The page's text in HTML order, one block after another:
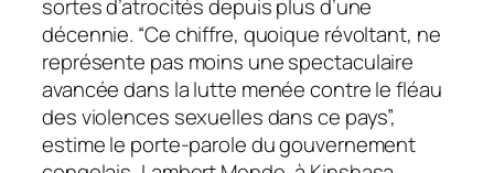
sortes d’atrocités depuis plus d’une
décennie. “Ce chiffre, quoique révoltant, ne
représente pas moins une spectaculaire
avancée dans la lutte menée contre le fléau
des violences sexuelles dans ce pays”,
estime le porte-parole du gouvernement